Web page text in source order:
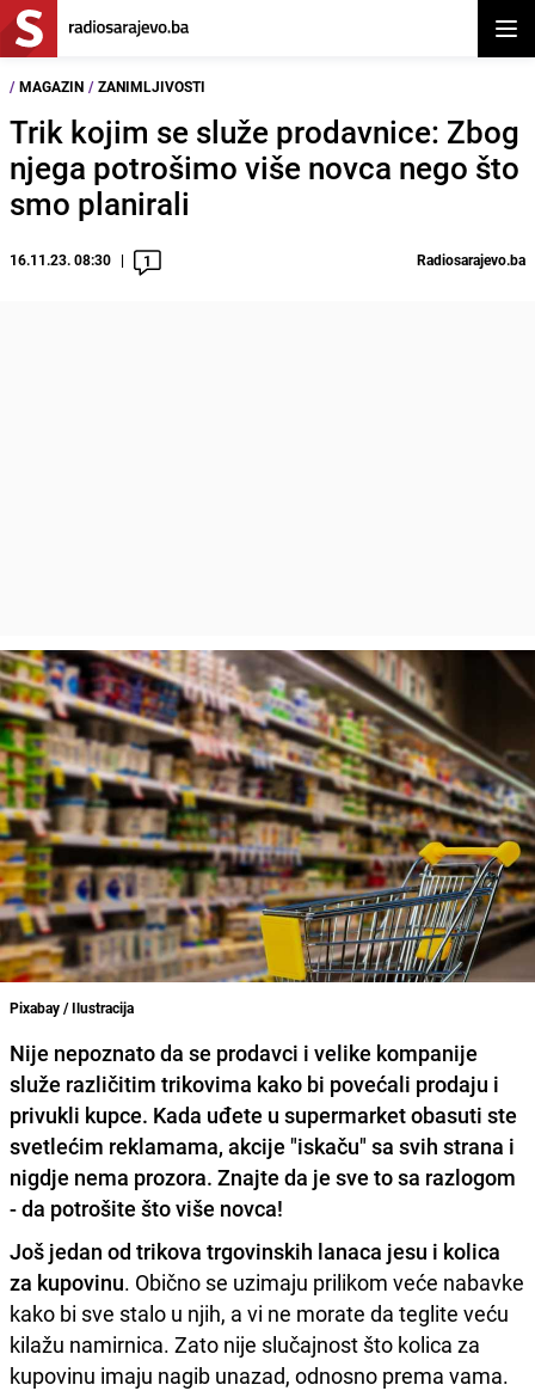
/ MAGAZIN / ZANIMLJIVOSTI
Trik kojim se služe prodavnice: Zbog
njega potrošimo više novca nego što
smo planirali
16.11.23. 08:30 1 Radiosarajevo.ba
Pixabay / Ilustracija
Nije nepoznato da se prodavci i velike kompanije
služe različitim trikovima kako bi povećali prodaju i
privukli kupce. Kada uđete u supermarket obasuti ste
svetlećim reklamama, akcije "iskaču" sa svih strana i
nigdje nema prozora. Znajte da je sve to sa razlogom
- da potrošite što više novca!
Još jedan od trikova trgovinskih lanaca jesu i kolica
za kupovinu. Obično se uzimaju prilikom veće nabavke
kako bi sve stalo u njih, a vi ne morate da teglite veću
kilažu namirnica. Zato nije slučajnost što kolica za
kupovinu imaju nagib unazad, odnosno prema vama.